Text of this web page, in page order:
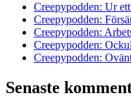
Creepypodden: Ur
Creepypodden:
Creepypodden:
Creepypodden:
Creepypodden:
Senaste